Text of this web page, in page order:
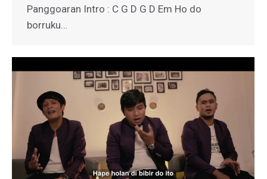
Panggoaran Intro : C G D G D Em Ho do
borruku…